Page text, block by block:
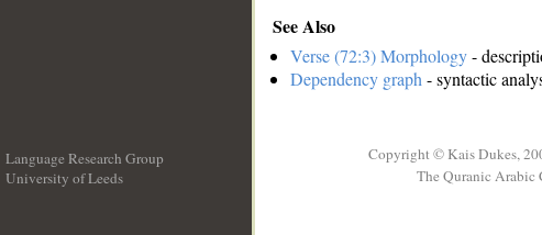
See Also
Verse (72:3) Morphology-
Dependency graph- syntactic
Language Research Group
University of Leeds
Copyright © Kais Dukes,
The Quranic Arabic